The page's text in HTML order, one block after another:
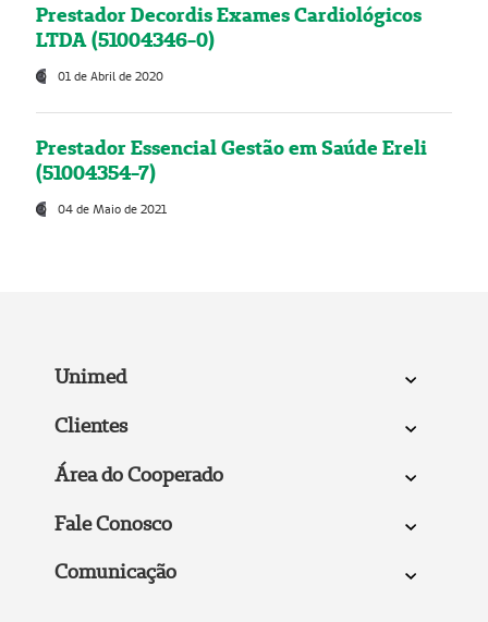
Prestador Decordis Exames Cardiológicos
LTDA (51004346-0)
01 de Abril de 2020
Prestador Essencial Gestão em Saúde Ereli
(51004354-7)
04 de Maio de 2021
Unimed
Clientes
Área do Cooperado
Fale Conosco
Comunicação